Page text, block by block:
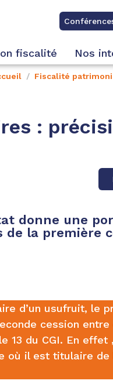
fiscalité Nos
Fiscalité
:
donne une
la première
d’un usufruit, le
cession
13 du CGI. En
où il est titulaire de